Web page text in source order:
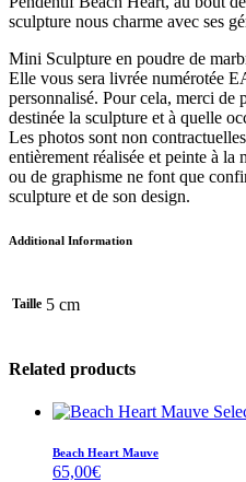
sculpture nous charme avec ses
Mini Sculpture en poudre de
Elle vous sera livrée numérotée
personnalisé. Pour cela, merci de
destinée la sculpture et à quelle
Les photos sont non
entièrement réalisée et peinte à
ou de graphisme ne font que
sculpture et de son design.
Additional Information
Taille 5 cm
Related products
Beach Heart Mauve
65,00€